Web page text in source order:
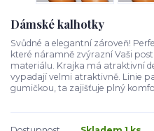
Dámské kalhotky
Svůdné a elegantní zároveň!
které náramně zvýrazní Vaši
materiálu. Krajka má atraktivní
vypadají velmi atraktivně. Linie
gumičkou, ta zajišťuje plný